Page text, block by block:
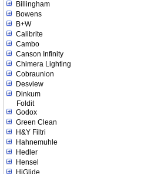
Billingham
Bowens
B+W
Calibrite
Cambo
Canson Infinity
Chimera Lighting
Cobraunion
Desview
Dinkum
Foldit
Godox
Green Clean
H&Y Filtri
Hahnemuhle
Hedler
Hensel
HiGlide